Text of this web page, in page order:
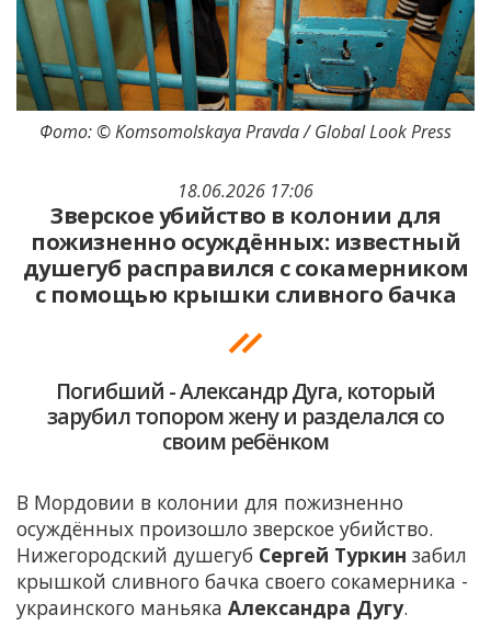
18.06.2026 17:06
Зверское убийство в колонии для
пожизненно осуждённых: известный
душегуб расправился с сокамерником
с помощью крышки сливного бачка
Погибший - Александр Дуга, который
зарубил топором жену и разделался со
своим ребёнком
Фото: © Komsomolskaya Pravda / Global Look Press
В Мордовии в колонии для пожизненно
осуждённых произошло зверское убийство.
Нижегородский душегуб Сергей Туркин забил
крышкой сливного бачка своего сокамерника -
украинского маньяка Александра Дугу.